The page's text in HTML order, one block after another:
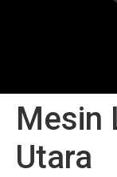
Mesin
Utara